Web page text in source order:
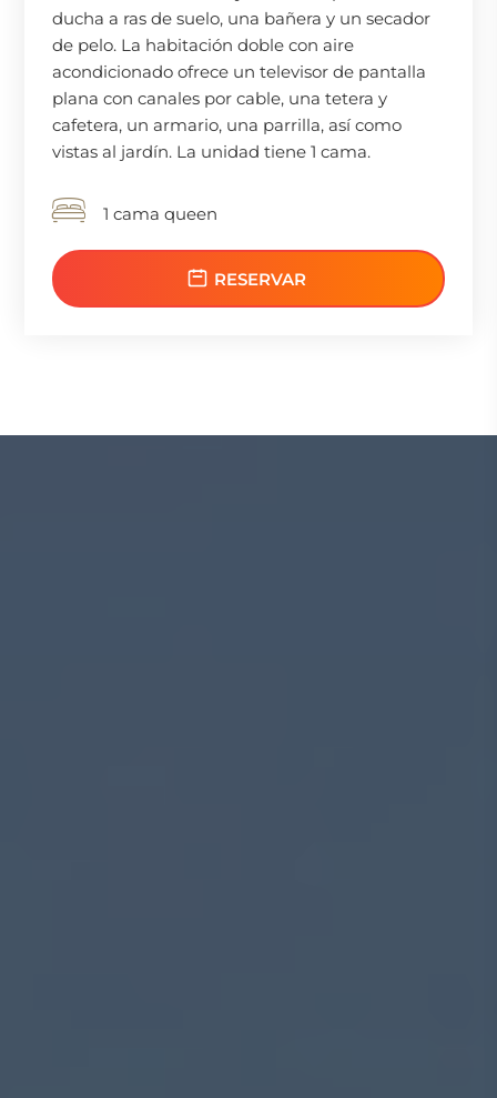
ducha a ras de suelo, una bañera y un secador
de pelo. La habitación doble con aire
acondicionado ofrece un televisor de pantalla
plana con canales por cable, una tetera y
cafetera, un armario, una parrilla, así como
vistas al jardín. La unidad tiene 1 cama.
1 cama queen
RESERVAR